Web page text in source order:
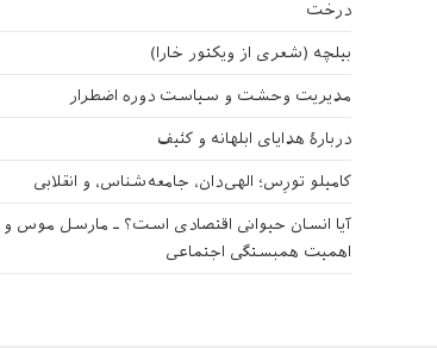
درخت
بیلچه (شعری از ویکتور خارا)
مدیریت وحشت و سیاست دوره اضطرار
دربارهٔ هدایای ابلهانه و کثیف
کامیلو تورِس؛ الهی‌دان، جامعه‌شناس، و انقلابی
آیا انسان حیوانی اقتصادی است؟ ـ مارسل موس و
اهمیت همبستگی اجتماعی